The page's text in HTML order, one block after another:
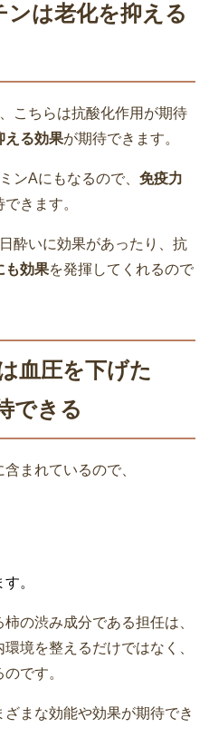
は老化を抑える
こちらは抗酸化作用が期待
える効果が期待できます。
ンAにもなるので、 免疫力
できます。
酔いに効果があったり、抗
も効果を発揮してくれるので
血圧を下げた
できる
まれているので、
。
の渋み成分である担任は、
境を整えるだけではなく、
です。
まな効能や効果が期待でき